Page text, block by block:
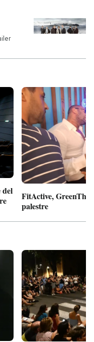
del
FitActive,
palestre